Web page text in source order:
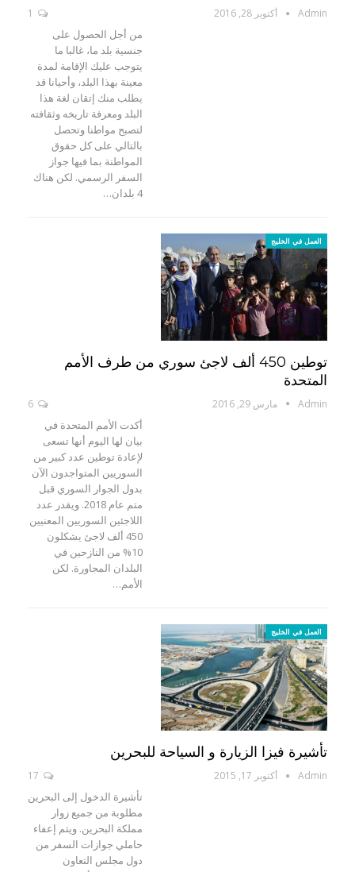
Admin أكتوبر 28, 2016
من أجل الحصول على
جنسية بلد ما، غالبا ما
يتوجب عليك الإقامة لمدة
معينة بهذا البلد، وأحيانا قد
يطلب منك إتقان لغة هذا
البلد ومعرفة تاريخه وثقافته
لتصبح مواطنا وتحصل
بالتالي على كل حقوق
المواطنة بما فيها جواز
السفر الرسمي. لكن هناك
4 بلدان…
العمل في الخليج
توطين 450 ألف لاجئ سوري من طرف الأمم
المتحدة
Admin مارس 29, 2016
أكدت الأمم المتحدة في
بيان لها اليوم أنها تسعى
لإعادة توطين عدد كبير من
السوريين المتواجدون الآن
بدول الجوار السوري قبل
متم عام 2018. ويقدر عدد
اللاجئين السوريين المعنيين
450 ألف لاجئ يشكلون
10% من النازحين في
البلدان المجاورة. لكن
الأمم…
العمل في الخليج
تأشيرة فيزا الزيارة و السياحة للبحرين
Admin أكتوبر 17, 2015
تأشيرة الدخول إلى البحرين
مطلوبة من جميع زوار
مملكة البحرين. ويتم إعفاء
حاملي جوازات السفر من
دول مجلس التعاون